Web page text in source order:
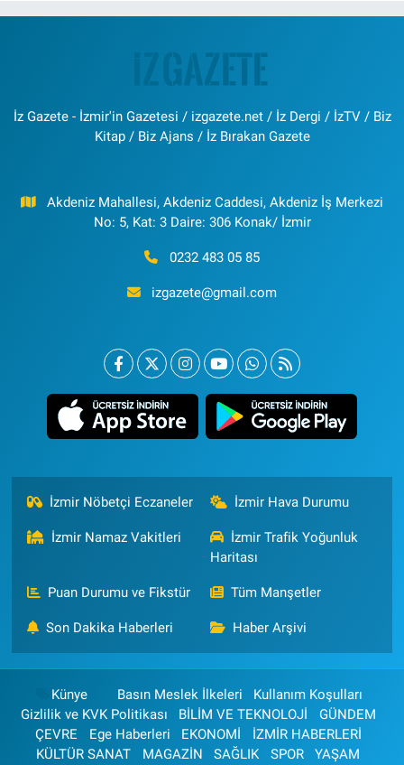
İz Gazete - İzmir'in Gazetesi / izgazete.net / İz Dergi / İzTV / Biz
Kitap / Biz Ajans / İz Bırakan Gazete
Akdeniz Mahallesi, Akdeniz Caddesi, Akdeniz İş Merkezi
No: 5, Kat: 3 Daire: 306 Konak/ İzmir
0232 483 05 85
izgazete@gmail.com
İzmir Nöbetçi Eczaneler İzmir Hava Durumu
İzmir Namaz Vakitleri
İzmir Trafik Yoğunluk
Haritası
Puan Durumu ve Fikstür Tüm Manşetler
Son Dakika Haberleri Haber Arşivi
Künye Basın Meslek İlkeleri
Kullanım Koşulları
Gizlilik ve KVK Politikası
BİLİM VE TEKNOLOJİ
GÜNDEM
ÇEVRE
Ege Haberleri EKONOMİ
İZMİR HABERLERİ
KÜLTÜR SANAT
MAGAZİN SAĞLIK SPOR YAŞAM